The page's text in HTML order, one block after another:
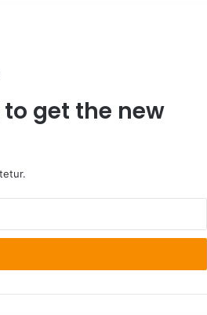
get the new